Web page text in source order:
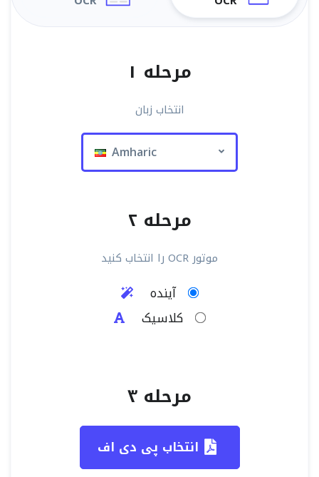
مرحله ۱
انتخاب زبان
Amharic
مرحله ۲
موتور OCR را انتخاب کنید
آینده
کلاسیک
مرحله ۳
انتخاب پی دی اف